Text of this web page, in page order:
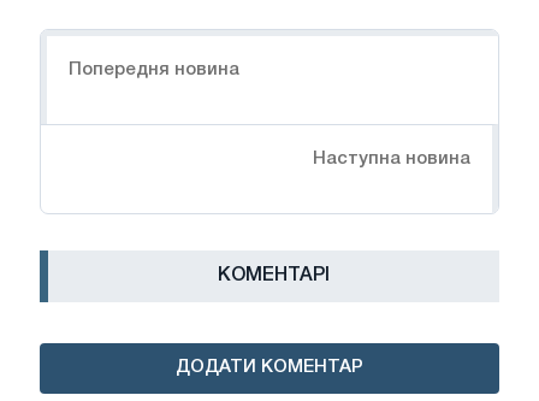
Попередня новина
Наступна новина
КОМЕНТАРІ
ДОДАТИ КОМЕНТАР